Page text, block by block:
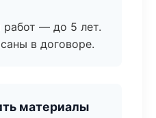
— до 5 лет.
в договоре.
материалы